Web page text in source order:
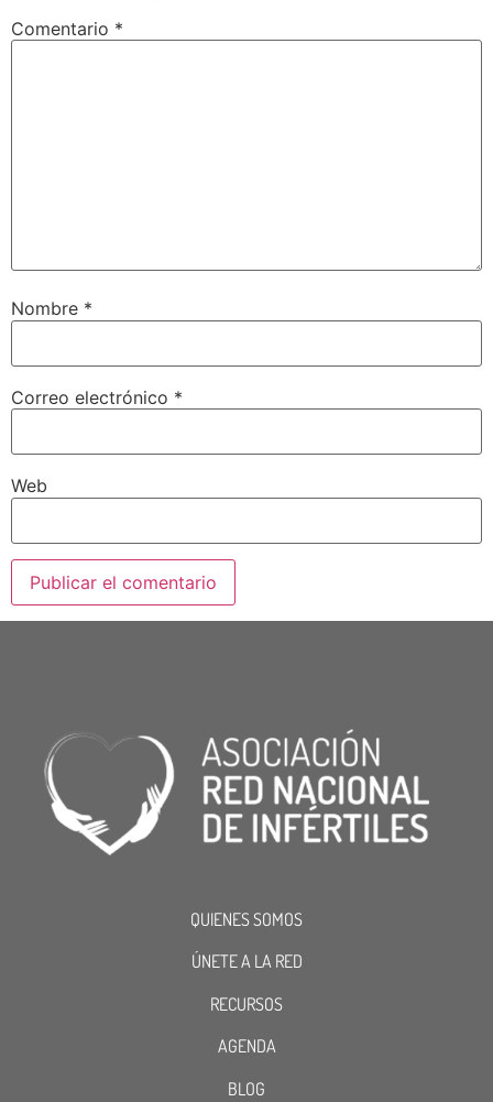
Comentario *
Nombre *
Correo electrónico *
Web
QUIENES SOMOS
ÚNETE A LA RED
RECURSOS
AGENDA
BLOG